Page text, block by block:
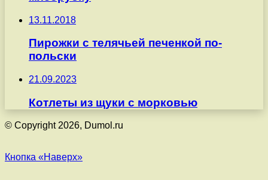
13.11.2018
Пирожки с телячьей печенкой по-
польски
21.09.2023
Котлеты из щуки с морковью
© Copyright 2026, Dumol.ru
Кнопка «Наверх»